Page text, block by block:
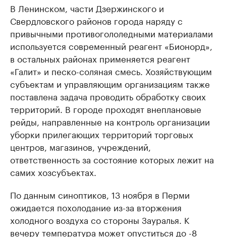
В Ленинском, части Дзержинского и
Свердловского районов города наряду с
привычными противогололедными материалами
используется современный реагент «Бионорд»,
в остальных районах применяется реагент
«Галит» и песко-соляная смесь. Хозяйствующим
субъектам и управляющим организациям также
поставлена задача проводить обработку своих
территорий. В городе проходят внеплановые
рейды, направленные на контроль организации
уборки прилегающих территорий торговых
центров, магазинов, учреждений,
ответственность за состояние которых лежит на
самих хозсубъектах.
По данным синоптиков, 13 ноября в Перми
ожидается похолодание из-за вторжения
холодного воздуха со стороны Зауралья. К
вечеру температура может опуститься до -8